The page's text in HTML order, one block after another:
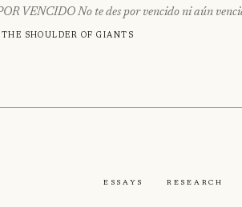
VENCIDO No te des por vencido ni aún
the shoulder of giants
Essays Research